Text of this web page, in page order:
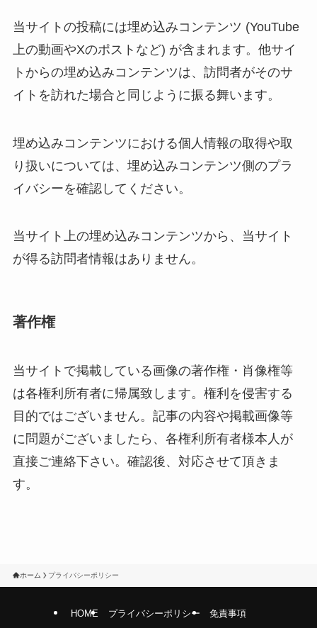
当サイトの投稿には埋め込みコンテンツ (YouTube
上の動画やXのポストなど) が含まれます。他サイ
トからの埋め込みコンテンツは、訪問者がそのサ
イトを訪れた場合と同じように振る舞います。
埋め込みコンテンツにおける個人情報の取得や取
り扱いについては、埋め込みコンテンツ側のプラ
イバシーを確認してください。
当サイト上の埋め込みコンテンツから、当サイト
が得る訪問者情報はありません。
著作権
当サイトで掲載している画像の著作権・肖像権等
は各権利所有者に帰属致します。権利を侵害する
目的ではございません。記事の内容や掲載画像等
に問題がございましたら、各権利所有者様本人が
直接ご連絡下さい。確認後、対応させて頂きま
す。
ホーム プライバシーポリシー
HOME プライバシーポリシー 免責事項